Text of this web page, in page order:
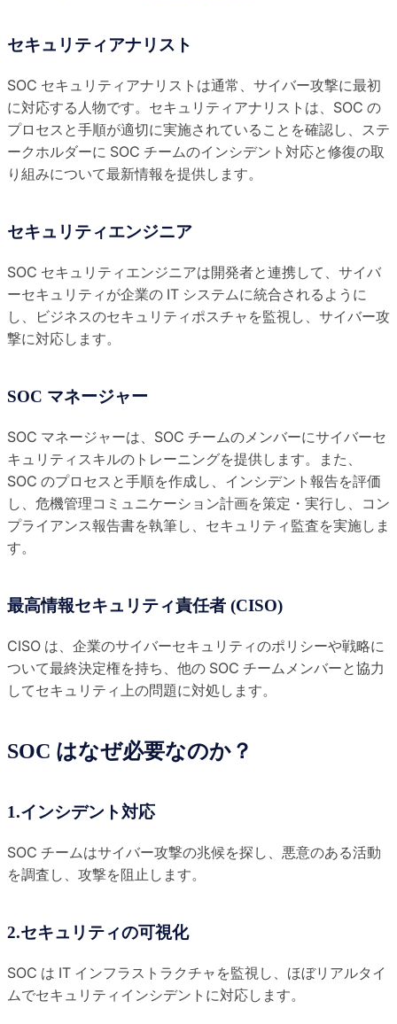
セキュリティアナリスト
SOC セキュリティアナリストは通常、サイバー攻撃に最初
に対応する人物です。セキュリティアナリストは、SOC の
プロセスと手順が適切に実施されていることを確認し、ステ
ークホルダーに SOC チームのインシデント対応と修復の取
り組みについて最新情報を提供します。
セキュリティエンジニア
SOC セキュリティエンジニアは開発者と連携して、サイバ
ーセキュリティが企業の IT システムに統合されるように
し、ビジネスのセキュリティポスチャを監視し、サイバー攻
撃に対応します。
SOC マネージャー
SOC マネージャーは、SOC チームのメンバーにサイバーセ
キュリティスキルのトレーニングを提供します。また、
SOC のプロセスと手順を作成し、インシデント報告を評価
し、危機管理コミュニケーション計画を策定・実行し、コン
プライアンス報告書を執筆し、セキュリティ監査を実施しま
す。
最高情報セキュリティ責任者 (CISO)
CISO は、企業のサイバーセキュリティのポリシーや戦略に
ついて最終決定権を持ち、他の SOC チームメンバーと協力
してセキュリティ上の問題に対処します。
SOC はなぜ必要なのか？
1.インシデント対応
SOC チームはサイバー攻撃の兆候を探し、悪意のある活動
を調査し、攻撃を阻止します。
2.セキュリティの可視化
SOC は IT インフラストラクチャを監視し、ほぼリアルタイ
ムでセキュリティインシデントに対応します。